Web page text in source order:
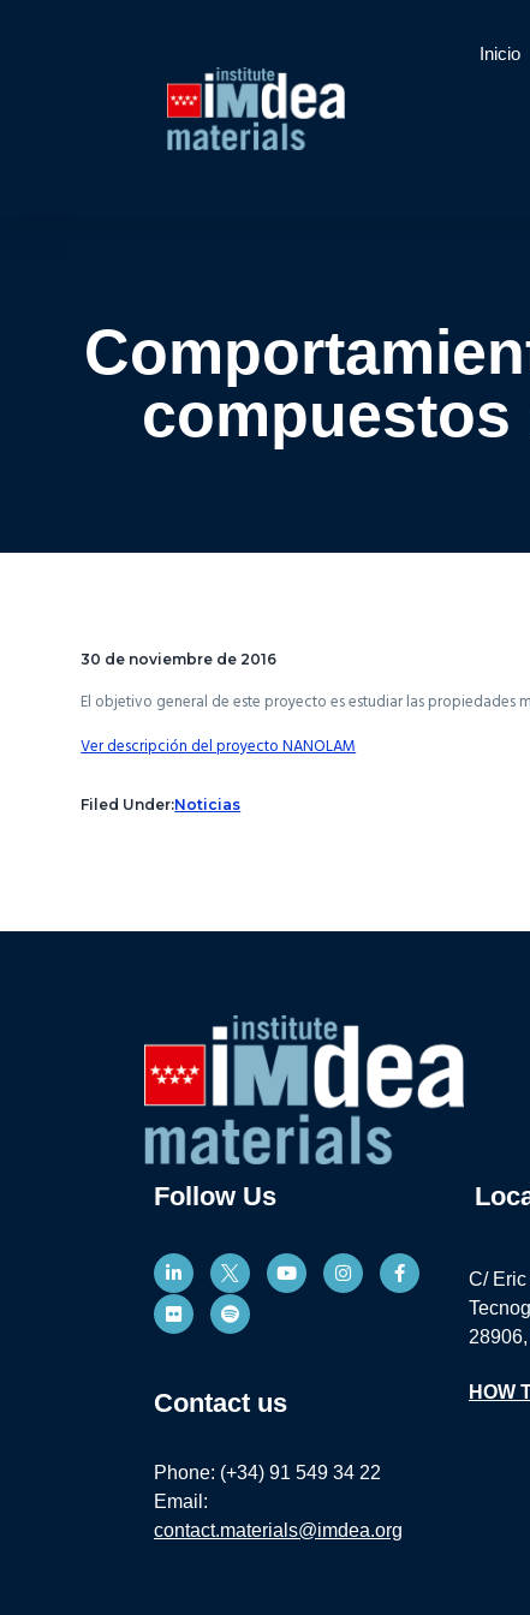
Inicio
compuestos
30 de noviembre de 2016
El objetivo general de este proyecto es estudiar las propiedades
Ver descripción del proyecto NANOLAM
Filed Under:Noticias
Follow Us
Contact us
Phone: (+34) 91 549 34 22
Email:
contact.materials@imdea.org
C/
HOW